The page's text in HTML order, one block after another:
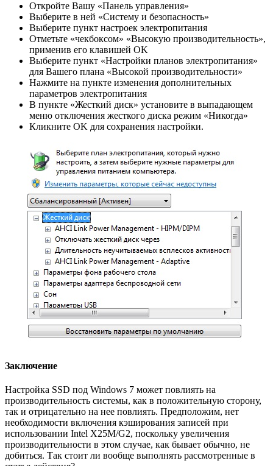
Откройте Вашу «Панель управления»
Выберите в ней «Систему и безопасность»
Выберите пункт настроек электропитания
Отметьте «чекбоксом» «Высокую производительность»,
применив его клавишей OK
Выберите пункт «Настройки планов электропитания»
для Вашего плана «Высокой производительности»
Нажмите на пункте изменения дополнительных
параметров электропитания
В пункте «Жесткий диск» установите в выпадающем
меню отключения жесткого диска режим «Никогда»
Кликните OK для сохранения настройки.
Заключение
Настройка SSD под Windows 7 может повлиять на
производительность системы, как в положительную сторону,
так и отрицательно на нее повлиять. Предположим, нет
необходимости включения кэширования записей при
использовании Intel X25M/G2, поскольку увеличения
производительности в этом случае, как бывает обычно, не
добиться. Так стоит ли вообще выполнять рассмотренные в